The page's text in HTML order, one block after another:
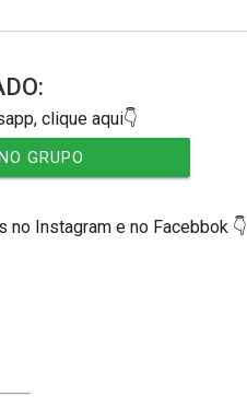
clique aqui👇
GRUPO
no Instagram e no Facebbok 👇